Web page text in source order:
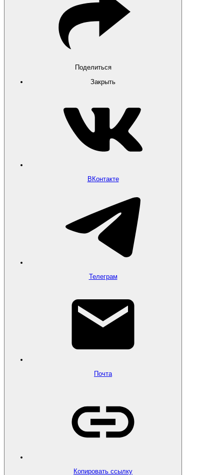
Поделиться
Закрыть
ВКонтакте
Телеграм
Почта
Копировать ссылку